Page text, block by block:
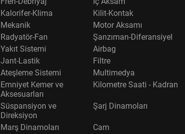
Kalorifer-Klima
Kilit-Kontak
Mekanik
Motor Aksamı
Radyatör-Fan
Şanzıman-Diferansiyel
Yakıt Sistemi
Airbag
Jant-Lastik
Filtre
Ateşleme Sistemi
Multimedya
Emniyet Kemer ve
Aksesuarları
Kilometre Saati - Kadran
Süspansiyon ve
Direksiyon
Şarj Dinamoları
Marş Dinamoları
Cam